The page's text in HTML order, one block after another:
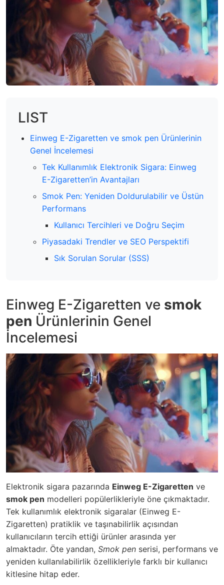
LIST
Einweg E-Zigaretten ve smok pen Ürünlerinin
Genel İncelemesi
Tek Kullanımlık Elektronik Sigara: Einweg
E-Zigaretten’in Avantajları
Smok Pen: Yeniden Doldurulabilir ve Üstün
Performans
Kullanıcı Tercihleri ve Doğru Seçim
Piyasadaki Trendler ve SEO Perspektifi
Sık Sorulan Sorular (SSS)
Einweg E-Zigaretten ve smok
pen Ürünlerinin Genel
İncelemesi
Elektronik sigara pazarında Einweg E-Zigaretten ve
smok pen modelleri popülerlikleriyle öne çıkmaktadır.
Tek kullanımlık elektronik sigaralar (Einweg E-
Zigaretten) pratiklik ve taşınabilirlik açısından
kullanıcıların tercih ettiği ürünler arasında yer
almaktadır. Öte yandan, Smok pen serisi, performans ve
yeniden kullanılabilirlik özellikleriyle farklı bir kullanıcı
kitlesine hitap eder.